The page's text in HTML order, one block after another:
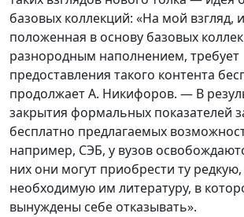
базовых коллекций: «На мой взгляд,
положенная в основу базовых
разнородным наполнением, требует
предоставления такого контента
продолжает А. Никифоров. — В
закрытия формальных показателей
бесплатно предлагаемых
например, СЭБ, у вузов
них они могут приобрести ту
необходимую им литературу, в
вынуждены себе отказывать».